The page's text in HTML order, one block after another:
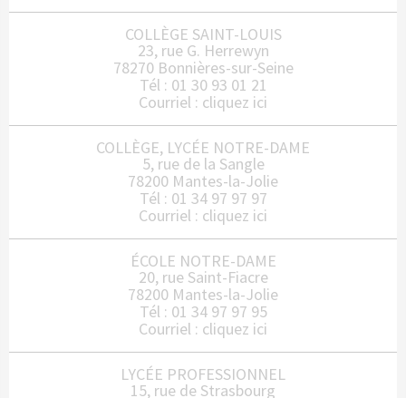
COLLÈGE SAINT-LOUIS
23, rue G. Herrewyn
78270 Bonnières-sur-Seine
Tél : 01 30 93 01 21
Courriel : cliquez ici
COLLÈGE, LYCÉE NOTRE-DAME
5, rue de la Sangle
78200 Mantes-la-Jolie
Tél : 01 34 97 97 97
Courriel : cliquez ici
ÉCOLE NOTRE-DAME
20, rue Saint-Fiacre
78200 Mantes-la-Jolie
Tél : 01 34 97 97 95
Courriel : cliquez ici
LYCÉE PROFESSIONNEL
15, rue de Strasbourg